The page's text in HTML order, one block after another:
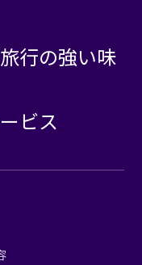
行の強い味
ビス